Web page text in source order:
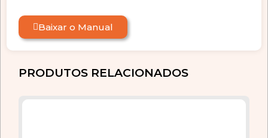
Baixar o Manual
PRODUTOS RELACIONADOS